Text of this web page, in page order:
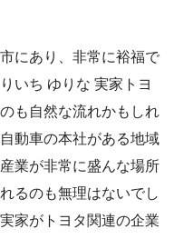
にあり、非常に裕福で
いち ゆりな 実家トヨ
も自然な流れかもしれ
動車の本社がある地域
業が非常に盛んな場所
るのも無理はないでし
家がトヨタ関連の企業